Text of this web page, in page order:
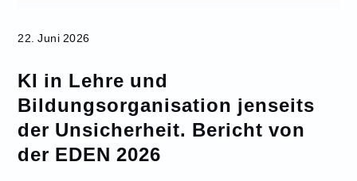
22. Juni 2026
KI in Lehre und
Bildungsorganisation jenseits
der Unsicherheit. Bericht von
der EDEN 2026